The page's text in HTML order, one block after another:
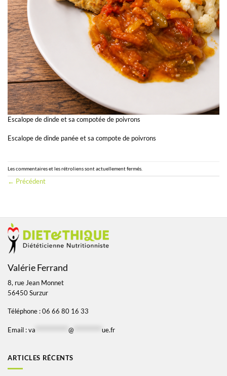
Escalope de dinde et sa compotée de poivrons
Escalope de dinde panée et sa compote de poivrons
Les commentaires et les rétroliens sont actuellement fermés.
← Précédent
Valérie Ferrand
8, rue Jean Monnet
56450 Surzur
Téléphone : 06 66 80 16 33
Email : va @ ue.fr
ARTICLES RÉCENTS